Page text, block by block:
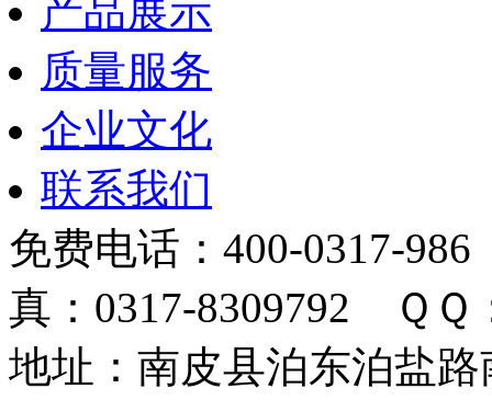
产品展示
质量服务
企业文化
联系我们
免费电话：400-0317-
真：0317-8309792 ＱＱ
地址：南皮县泊东泊盐